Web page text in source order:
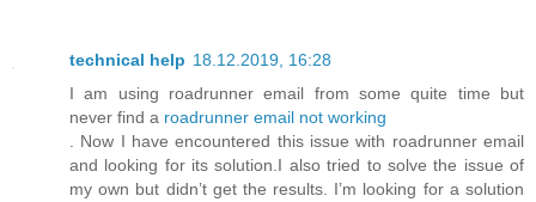
technical help 18.12.2019, 16:28
I am using roadrunner email from some quite time but
never find a roadrunner email not working
. Now I have encountered this issue with roadrunner email
and looking for its solution.I also tried to solve the issue of
my own but didn’t get the results. I’m looking for a solution